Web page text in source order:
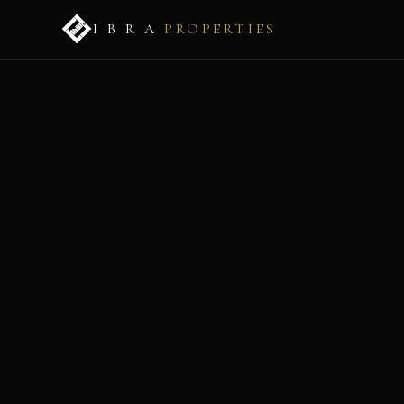
I B R A PROPERTIES